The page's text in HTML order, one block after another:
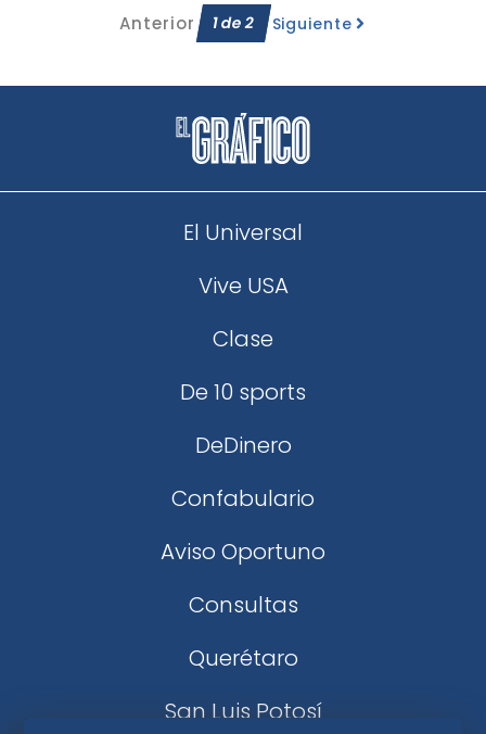
Anterior 1de2 Siguiente
El Universal
Vive USA
Clase
De 10 sports
DeDinero
Confabulario
Aviso Oportuno
Consultas
Querétaro
San Luis Potosí